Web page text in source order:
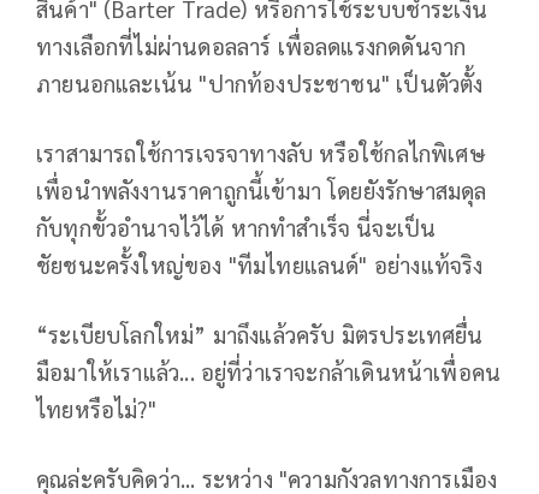
สินค้า" (Barter Trade) หรือการใช้ระบบชำระเงิน
ทางเลือกที่ไม่ผ่านดอลลาร์ เพื่อลดแรงกดดันจาก
ภายนอกและเน้น "ปากท้องประชาชน" เป็นตัวตั้ง
เราสามารถใช้การเจรจาทางลับ หรือใช้กลไกพิเศษ
เพื่อนำพลังงานราคาถูกนี้เข้ามา โดยยังรักษาสมดุล
กับทุกขั้วอำนาจไว้ได้ หากทำสำเร็จ นี่จะเป็น
ชัยชนะครั้งใหญ่ของ "ทีมไทยแลนด์" อย่างแท้จริง
“ระเบียบโลกใหม่” มาถึงแล้วครับ มิตรประเทศยื่น
มือมาให้เราแล้ว... อยู่ที่ว่าเราจะกล้าเดินหน้าเพื่อคน
ไทยหรือไม่?"
​คุณล่ะครับคิดว่า... ระหว่าง "ความกังวลทางการเมือง